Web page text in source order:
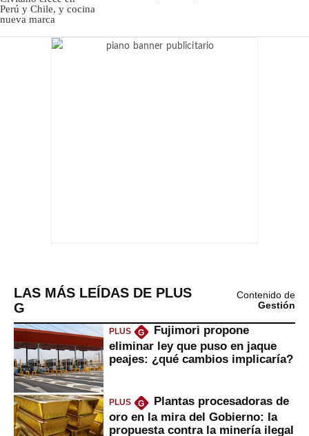
LAS MÁS LEÍDAS DE PLUS
G
Contenido de
Gestión
PLUS G
Fujimori propone
eliminar ley que puso en jaque
peajes: ¿qué cambios implicaría?
PLUS G
Plantas procesadoras de
oro en la mira del Gobierno: la
propuesta contra la minería ilegal